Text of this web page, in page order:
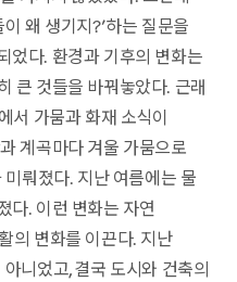
왜 생기지?’하는 질문을
었다. 환경과 기후의 변화는
큰 것들을 바꿔놓았다. 근래
서 가뭄과 화재 소식이
계곡마다 겨울 가뭄으로
뤄졌다. 지난 여름에는 물
다. 이런 변화는 자연
의 변화를 이끈다. 지난
니었고, 결국 도시와 건축의